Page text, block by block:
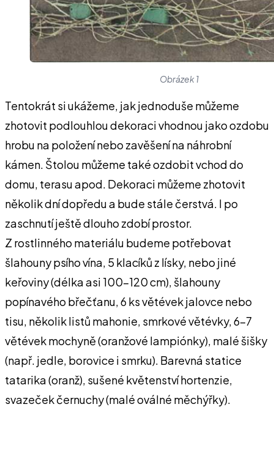
Obrázek 1
Tentokrát si ukážeme, jak jednoduše můžeme
zhotovit podlouhlou dekoraci vhodnou jako ozdobu
hrobu na položení nebo zavěšení na náhrobní
kámen. Štolou můžeme také ozdobit vchod do
domu, terasu apod. Dekoraci můžeme zhotovit
několik dní dopředu a bude stále čerstvá. I po
zaschnutí ještě dlouho zdobí prostor.
Z rostlinného materiálu budeme potřebovat
šlahouny psího vína, 5 klacíků z lísky, nebo jiné
keřoviny (délka asi 100-120 cm), šlahouny
popínavého břečťanu, 6 ks větévek jalovce nebo
tisu, několik listů mahonie, smrkové větévky, 6-7
větévek mochyně (oranžové lampiónky), malé šišky
(např. jedle, borovice i smrku). Barevná statice
tatarika (oranž), sušené květenství hortenzie,
svazeček černuchy (malé oválné měchýřky).